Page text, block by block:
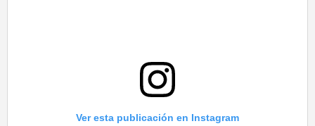
Ver esta publicación en Instagram